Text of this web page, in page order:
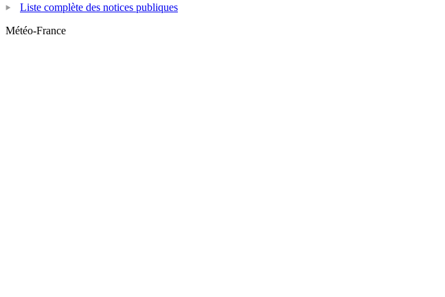
Liste complète des notices publiques
Météo-France